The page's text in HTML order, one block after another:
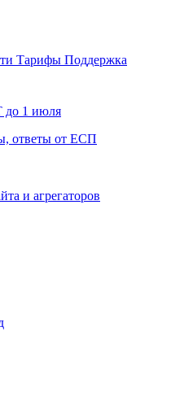
Тарифы Поддержка
до 1 июля
ответы от ЕСП
и агрегаторов